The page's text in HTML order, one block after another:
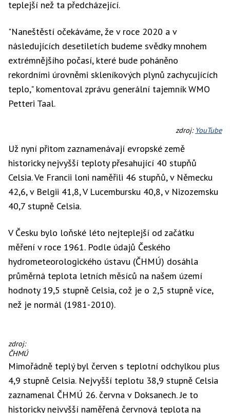
teplejší než ta předcházející.
"Naneštěstí očekáváme, že v roce 2020 a v
následujících desetiletích budeme svědky mnohem
extrémnějšího počasí, které bude poháněno
rekordními úrovněmi skleníkových plynů zachycujících
teplo," komentoval zprávu generální tajemník WMO
Petteri Taal.
zdroj: YouTube
Už nyní přitom zaznamenávají evropské země
historicky nejvyšší teploty přesahující 40 stupňů
Celsia. Ve Francii loni naměřili 46 stupňů, v Německu
42,6, v Belgii 41,8, V Lucembursku 40,8, v Nizozemsku
40,7 stupně Celsia.
V Česku bylo loňské léto nejteplejší od začátku
měření v roce 1961. Podle údajů Českého
hydrometeorologického ústavu (ČHMÚ) dosáhla
průměrná teplota letních měsíců na našem území
hodnoty 19,5 stupně Celsia, což je o 2,5 stupně více,
než je normál (1981-2010).
zdroj:
ČHMÚ
Mimořádně teplý byl červen s teplotní odchylkou plus
4,9 stupně Celsia. Nejvyšší teplotu 38,9 stupně Celsia
zaznamenal ČHMÚ 26. června v Doksanech. Je to
historicky nejvyšší naměřená červnová teplota na